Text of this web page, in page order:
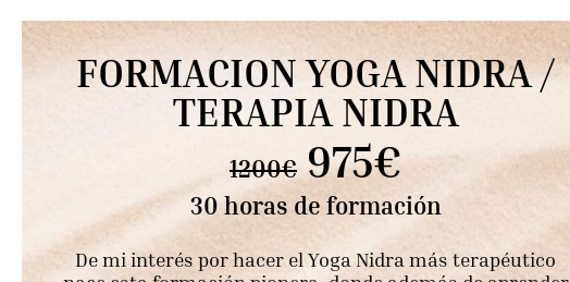
FORMACION YOGA NIDRA /
TERAPIA NIDRA
1200€ 975€
30 horas de formación
De mi interés por hacer el Yoga Nidra más terapéutico